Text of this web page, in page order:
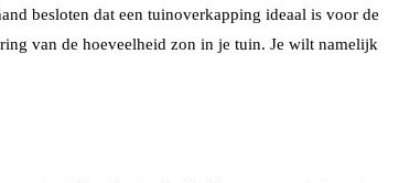
besloten dat een tuinoverkapping ideaal is voor de
van de hoeveelheid zon in je tuin. Je wilt namelijk